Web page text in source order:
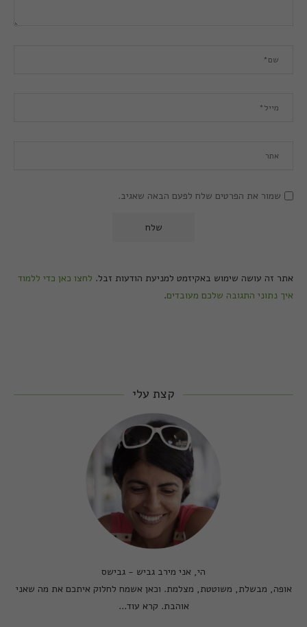
שמור את הפרטים שלח לפעם הבאה שאגיב.
אתר זה עושה שימוש באקיזמט למניעת הודעות זבל. לחצו כאן כדי ללמוד
איך נתוני התגובה שלכם מעובדים.
קצת עלי
הי, אני מירב גביש - גבישס
אופה, מבשלת, משוטטת, מצלמת. וכאן אשמח לחלוק איתכם את מה שאני
אוהבת. קרא עוד...